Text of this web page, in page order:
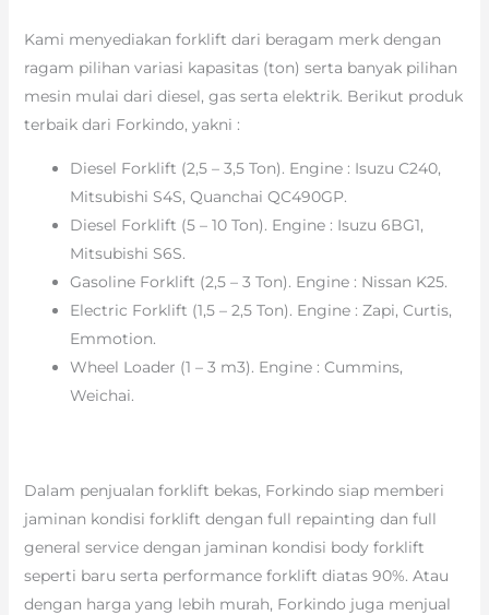
Kami menyediakan forklift dari beragam merk dengan
ragam pilihan variasi kapasitas (ton) serta banyak pilihan
mesin mulai dari diesel, gas serta elektrik. Berikut produk
terbaik dari Forkindo, yakni :
Diesel Forklift (2,5 – 3,5 Ton). Engine : Isuzu C240,
Mitsubishi S4S, Quanchai QC490GP.
Diesel Forklift (5 – 10 Ton). Engine : Isuzu 6BG1,
Mitsubishi S6S.
Gasoline Forklift (2,5 – 3 Ton). Engine : Nissan K25.
Electric Forklift (1,5 – 2,5 Ton). Engine : Zapi, Curtis,
Emmotion.
Wheel Loader (1 – 3 m3). Engine : Cummins,
Weichai.
Dalam penjualan forklift bekas, Forkindo siap memberi
jaminan kondisi forklift dengan full repainting dan full
general service dengan jaminan kondisi body forklift
seperti baru serta performance forklift diatas 90%. Atau
dengan harga yang lebih murah, Forkindo juga menjual